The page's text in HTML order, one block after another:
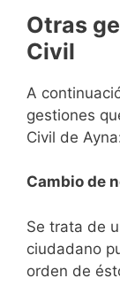
Otras
Civil
A
gestiones
Civil de
Cambio de
Se trata de
ciudadano
orden de